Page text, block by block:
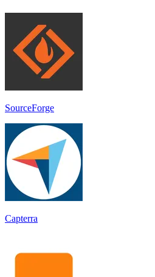
SourceForge
Capterra